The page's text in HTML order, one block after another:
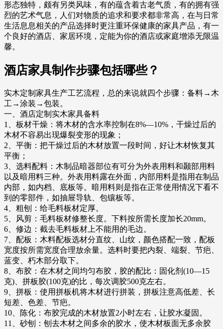
形态独特，颇有另类风味，有的蕴含着古老气质，有的拥有强
烈的艺术气息，人们对物质的追求和要求都非常高，在与日常
生活息息相关的产品选择时更注重环保健康的家具产品，有一
个良好的酒店、家居环境，定能为你的酒店或家庭增添无限温
馨。
酒店家具制作步骤包括哪些？
实木定制家具生产工艺流程，总的来说就四个步骤：备料→木
工→涂装→包装。
一、酒店定制实木家具备料
1、板材干燥：将木材的含水率控制在8%—10%，干燥过后的
木材不容易出现爆裂变形的现象；
2、平衡：把干燥过后的木材放置一段时间，好让木材恢复其
平衡；
3、选料配料：木制品暗器部位有可分为外表用料和颞部用料
以及暗用料三种。外表用料露在外面，内部用料是指用在制品
内部，如内档、底板等。暗用料则是指在正常使用情况下看不
到的零部件，如抽屉导轨、包镶板等。
4、粗刨：给毛料板材定厚。
5、风剪：毛料板材修整长度。下料按所需长度加长20mm。
6、修边：截去毛料板材上不能用的毛边。
7、配板：木料配板选材分直纹、山纹，颜色搭配一致，配板
宽度按所需宽度合理放余量。选料时要把内裂、端裂、节疤、
蓝变、朽木部分取下。
8、布胶：在木材之间均匀布胶，胶的配比：固化剂(10—15
克)、拼板胶(100克)的比，每次调胶500克左右。
9、拼板：使用拼板机将木材进行拼装，拼板注意高低差、长
短差、色差、节疤。
10、陈化：布胶完成的木材放置2小时左右，让胶水凝固。
11、砂刨：刨去木材之间多余的胶水，使木材板面无多余胶